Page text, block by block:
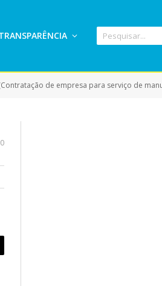
para serviço de manutenção adequação das estradas vicinais de
0